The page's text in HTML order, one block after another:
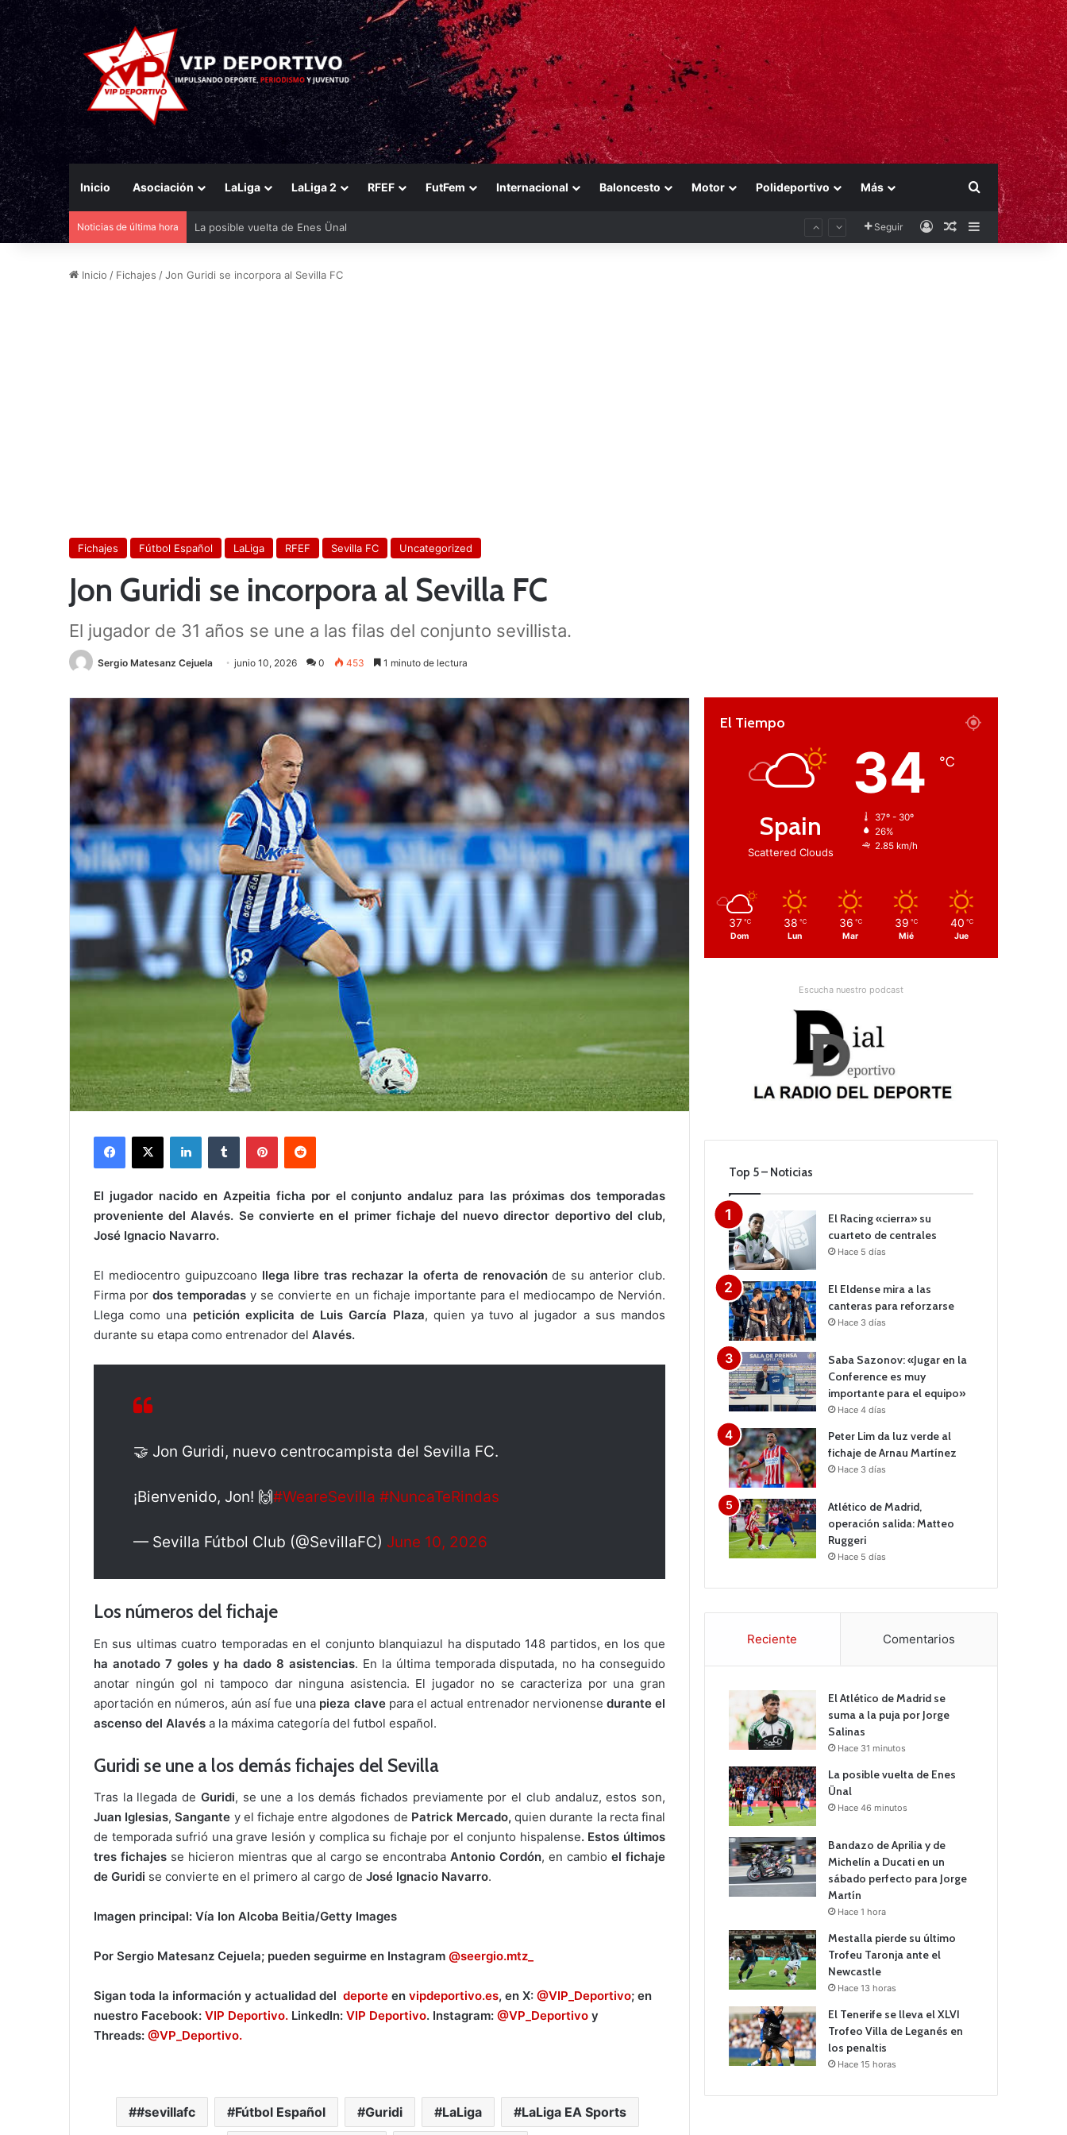
Inicio Asociación LaLiga LaLiga 2 RFEF FutFem Internacional Baloncesto Motor Polideportivo Más Buscar por
Noticias de última hora Bandazo de Aprilia y de Michelín a Ducati en un sábado perfecto para Jorge Martín Seguir AccesoPublicación al
Barra lateral
Inicio / Fichajes /Jon Guridi se incorpora al Sevilla FC
Fichajes Fútbol Español LaLiga RFEF Sevilla FC Uncategorized
Jon Guridi se incorpora al Sevilla FC
El jugador de 31 años se une a las filas del conjunto sevillista.
Sergio Matesanz Cejuela junio 10, 2026 0 453 1 minuto de lectura
El jugador nacido en Azpeitia ficha por el conjunto andaluz para las próximas dos temporadas
proveniente del Alavés. Se convierte en el primer fichaje del nuevo director deportivo del club,
José Ignacio Navarro.
El mediocentro guipuzcoano llega libre tras rechazar la oferta de renovaciónde su anterior club.
Firma pordos temporadas y se convierte en un fichaje importante para el mediocampo de Nervión.
Llega como una petición explicita de Luis García Plaza, quien ya tuvo al jugador a sus mandos
durante su etapa como entrenador del Alavés.
🤝 Jon Guridi, nuevo centrocampista del Sevilla FC.
¡Bienvenido, Jon! 🙌#WeareSevilla #NuncaTeRindas
— Sevilla Fútbol Club (@SevillaFC) June 10, 2026
Los números del fichaje
En sus ultimas cuatro temporadas en el conjunto blanquiazul ha disputado 148 partidos, en los que
ha anotado 7 goles y ha dado 8 asistencias. En la última temporada disputada, no ha conseguido
anotar ningún gol ni tampoco dar ninguna asistencia. El jugador no se caracteriza por una gran
aportación en números, aún así fue una pieza clavepara el actual entrenador nervionense durante el
ascenso del Alavés a la máxima categoría del futbol español.
Guridi se une a los demás fichajes del Sevilla
Tras la llegada de Guridi, se une a los demás fichados previamente por el club andaluz, estos son,
Juan Iglesias,Sangante y el fichaje entre algodones de Patrick Mercado, quien durante la recta final
de temporada sufrió una grave lesión y complica su fichaje por el conjunto hispalense. Estos últimos
tres fichajesse hicieron mientras que al cargo se encontrabaAntonio Cordón, en cambioel fichaje
de Guridi se convierte en el primero al cargo de José Ignacio Navarro.
Imagen principal: Vía Ion Alcoba Beitia/Getty Images
Por Sergio Matesanz Cejuela; pueden seguirme en Instagram @seergio.mtz_
Sigan toda la información y actualidad del deporte en vipdeportivo.es, en X: @VIP_Deportivo; en
nuestro Facebook: VIP Deportivo. LinkedIn: VIP Deportivo. Instagram: @VP_Deportivo y
Threads: @VP_Deportivo.
#sevillafc Fútbol Español Guridi LaLiga LaLiga EA Sports
El Tiempo
Spain
Scattered Clouds
34 ℃
37º - 30º
26%
2.85 km/h
37 ℃
Dom
38 ℃
Lun
36 ℃
Mar
39 ℃
Mié
40 ℃
Jue
Escucha nuestro podcast
Top 5 – Noticias
El Racing «cierra» su
cuarteto de centrales
Hace 5 días
El Eldense mira a las
canteras para reforzarse
Hace 3 días
Saba Sazonov: «Jugar en la
Conference es muy
importante para el equipo»
Hace 4 días
Peter Lim da luz verde al
fichaje de Arnau Martínez
Hace 3 días
Atlético de Madrid,
operación salida: Matteo
Ruggeri
Hace 5 días
Reciente Comentarios
El Atlético de Madrid se
suma a la puja por Jorge
Salinas
Hace 31 minutos
La posible vuelta de Enes
Ünal
Hace 46 minutos
Bandazo de Aprilia y de
Michelín a Ducati en un
sábado perfecto para Jorge
Martín
Hace 1 hora
Mestalla pierde su último
Trofeu Taronja ante el
Newcastle
Hace 13 horas
El Tenerife se lleva el XLVI
Trofeo Villa de Leganés en
los penaltis
Hace 15 horas